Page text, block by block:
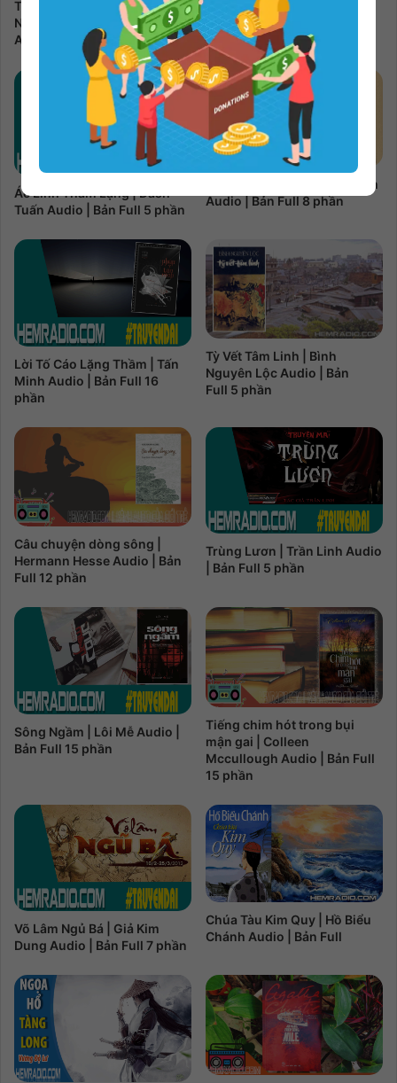
Tôi, Charley Và Hành Trình
Nước Mỹ | John Steinbeck
Audio | Bản Full 16 phần
Trâm 2 | Kẻ Yểu Mệnh | Châu
Văn Văn Audio | Bản Full 3
phần
Ác Linh Thầm Lặng | Dash
Tuấn Audio | Bản Full 5 phần
Cười Gượng | Hồ Biểu Chánh
Audio | Bản Full 8 phần
Lời Tố Cáo Lặng Thầm | Tấn
Minh Audio | Bản Full 16
phần
Tỳ Vết Tâm Linh | Bình
Nguyên Lộc Audio | Bản
Full 5 phần
Câu chuyện dòng sông |
Hermann Hesse Audio | Bản
Full 12 phần
Trùng Lươn | Trần Linh Audio
| Bản Full 5 phần
Sông Ngầm | Lôi Mễ Audio |
Bản Full 15 phần
Tiếng chim hót trong bụi
mận gai | Colleen
Mccullough Audio | Bản Full
15 phần
Võ Lâm Ngủ Bá | Giả Kim
Dung Audio | Bản Full 7 phần
Chúa Tàu Kim Quy | Hồ Biểu
Chánh Audio | Bản Full